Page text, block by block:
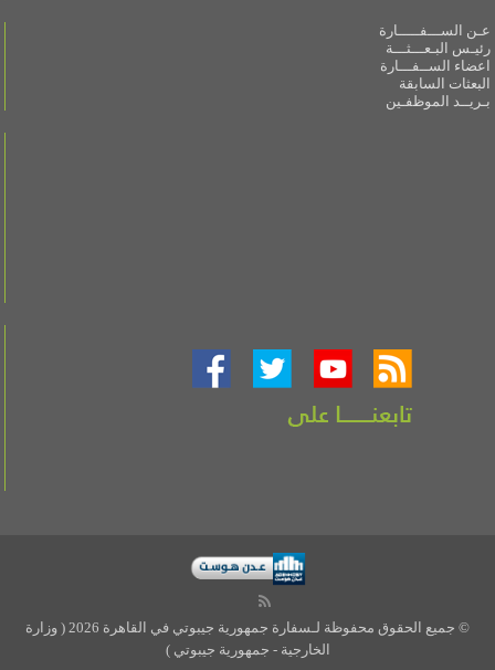
عـن الســـفـــــارة
رئيـس البـعـــثـــة
اعضاء الســفـــارة
البعثات السابقة
بـريــد الموظفـين
© جميع الحقوق محفوظة لـسفارة جمهورية جيبوتي في القاهرة 2026 ( وزارة
الخارجية - جمهورية جيبوتي )